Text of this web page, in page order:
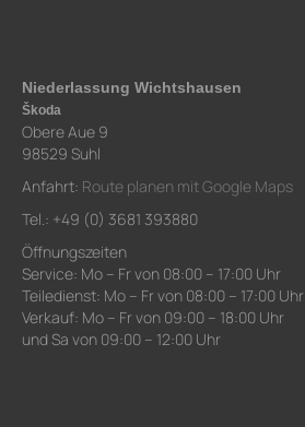
Niederlassung Wichtshausen
Škoda
Obere Aue 9
98529 Suhl
Anfahrt: Route planen mit Google Maps
Tel.: +49 (0) 3681 393880
Öffnungszeiten
Service: Mo – Fr von 08:00 – 17:00 Uhr
Teiledienst: Mo – Fr von 08:00 – 17:00 Uhr
Verkauf: Mo – Fr von 09:00 – 18:00 Uhr
und Sa von 09:00 – 12:00 Uhr